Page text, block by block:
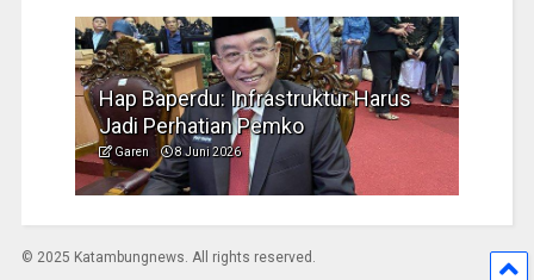
Hap Baperdu: Infrastruktur Harus
Jadi Perhatian Pemko
Garen 8 Juni 2026
© 2025 Katambungnews. All rights reserved.